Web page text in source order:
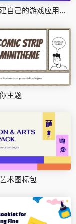
自己的游戏应用程序
主题
术图标包